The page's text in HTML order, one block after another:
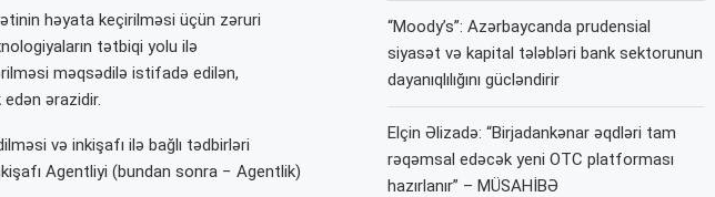
həyata keçirilməsi üçün zəruri
tətbiqi yolu ilə
məqsədilə istifadə edilən,
ərazidir.
və inkişafı ilə bağlı tədbirləri
Agentliyi (bundan sonra − Agentlik)
“Moody’s”: Azərbaycanda prudensial
siyasət və kapital tələbləri bank sektorunun
dayanıqlılığını gücləndirir
Elçin Əlizadə: “Birjadankənar əqdləri tam
rəqəmsal edəcək yeni OTC platforması
hazırlanır” – MÜSAHİBƏ